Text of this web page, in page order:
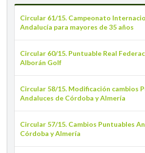
Circular 61/15. Campeonato
Andalucía para mayores de 35 años
Circular 60/15. Puntuable Real
Alborán Golf
Circular 58/15. Modificación cambios
Andaluces de Córdoba y Almería
Circular 57/15. Cambios Puntuables
Córdoba y Almería